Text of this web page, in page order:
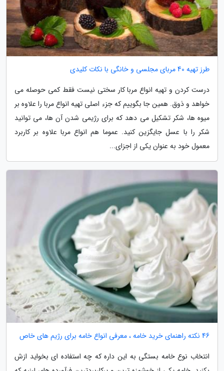
طرز تهیه 40 مربای مجلسی و خانگی با نکات کلیدی
درست کردن و تهیه انواع مربا کار سختی نیست فقط کمی حوصله می
خواهد و ذوق. همین جا بگوییم که جزء اصلی تهیه انواع مربا را علاوه بر
میوه ها، شکر تشکیل می دهد که برای رژیمی شدن آن ها، می توانید
شکر را با عسل جایگزین کنید. عموما هم انواع مربا علاوه بر کاربرد
معمول خود به عنوان یکی از اجزای...
46 نکته راهنمای خرید خامه ، معرفی انواع خامه برای رژیم های خاص
انتخاب نوع خامه بستگی به این داره که چه استفاده ای بخواید ازش